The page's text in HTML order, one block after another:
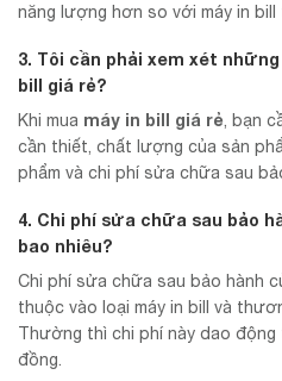
năng lượng hơn so với máy in bill
3. Tôi cần phải xem xét
bill giá rẻ?
Khi mua máy in bill giá rẻ , bạn
cần thiết, chất lượng của sản
phẩm và chi phí sửa chữa sau
4. Chi phí sửa chữa sau bảo
bao nhiêu?
Chi phí sửa chữa sau bảo hành
thuộc vào loại máy in bill và
Thường thì chi phí này dao
đồng.